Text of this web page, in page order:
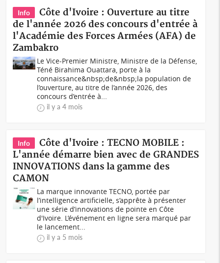
Info
Côte d'Ivoire : Ouverture au titre
de l'année 2026 des concours d'entrée à
l'Académie des Forces Armées (AFA) de
Zambakro
Le Vice-Premier Ministre, Ministre de la Défense,
Téné Birahima Ouattara, porte à la
connaissance&nbsp;de&nbsp;la population de
l’ouverture, au titre de l’année 2026, des
concours d’entrée à...
il y a 4 mois
Info
Côte d'Ivoire : TECNO MOBILE :
L'année démarre bien avec de GRANDES
INNOVATIONS dans la gamme des
CAMON
La marque innovante TECNO, portée par
l’intelligence artificielle, s’apprête à présenter
une série d’innovations de pointe en Côte
d'Ivoire. L’événement en ligne sera marqué par
le lancement...
il y a 5 mois